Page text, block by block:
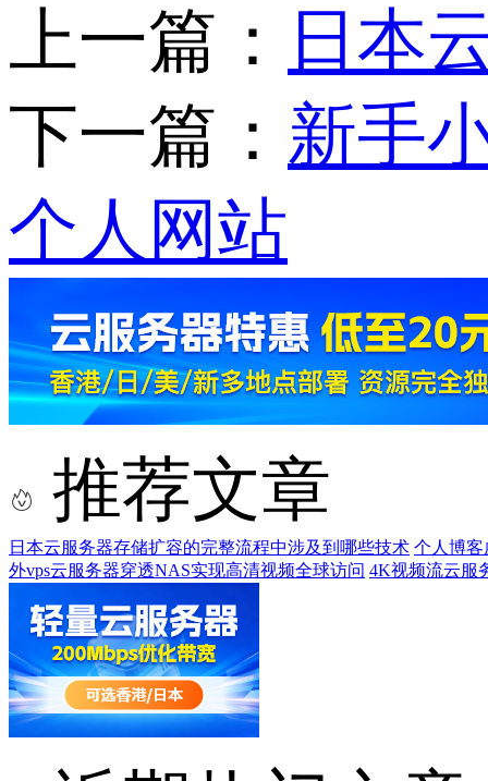
上一篇： 日本
下一篇： 新手
个人网站
推荐文章
日本云服务器存储扩容的完整流程中涉及到哪些技术 个人博客
外vps云服务器穿透NAS实现高清视频全球访问 4K视频流云服